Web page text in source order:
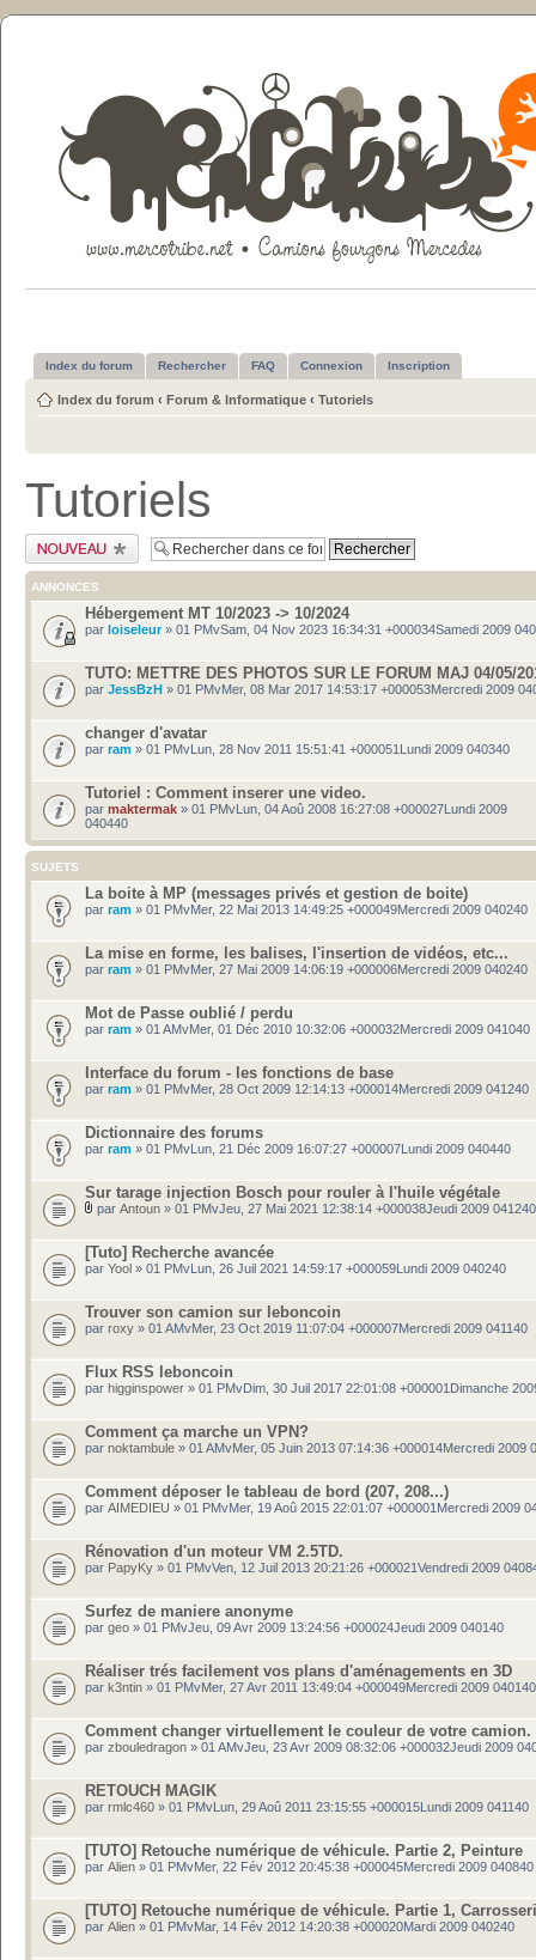
Index du forum Rechercher FAQ Connexion Inscription
Index du forum ‹ Forum & Informatique ‹ Tutoriels
Tutoriels
Publier un nouveau
sujet
ANNONCES
Hébergement MT 10/2023 -> 10/2024
par loiseleur» 01 PMvSam, 04 Nov 2023 16:34:31 +000034Samedi 2009
TUTO: METTRE DES PHOTOS SUR LE FORUM MAJ 04/05/
par JessBzH » 01 PMvMer, 08 Mar 2017 14:53:17 +000053Mercredi 2009
changer d'avatar
par ram » 01 PMvLun, 28 Nov 2011 15:51:41 +000051Lundi 2009 040340
Tutoriel : Comment inserer une video.
par maktermak » 01 PMvLun, 04 Aoû 2008 16:27:08 +000027Lundi 2009
040440
SUJETS
La boite à MP (messages privés et gestion de boite)
par ram » 01 PMvMer, 22 Mai 2013 14:49:25 +000049Mercredi 2009 040240
La mise en forme, les balises, l'insertion de vidéos, etc...
par ram » 01 PMvMer, 27 Mai 2009 14:06:19 +000006Mercredi 2009 040240
Mot de Passe oublié / perdu
par ram » 01 AMvMer, 01 Déc 2010 10:32:06 +000032Mercredi 2009 041040
Interface du forum - les fonctions de base
par ram » 01 PMvMer, 28 Oct 2009 12:14:13 +000014Mercredi 2009 041240
Dictionnaire des forums
par ram » 01 PMvLun, 21 Déc 2009 16:07:27 +000007Lundi 2009 040440
Sur tarage injection Bosch pour rouler à l'huile végétale
par Antoun » 01 PMvJeu, 27 Mai 2021 12:38:14 +000038Jeudi 2009 041240
[Tuto] Recherche avancée
par Yool » 01 PMvLun, 26 Juil 2021 14:59:17 +000059Lundi 2009 040240
Trouver son camion sur leboncoin
par roxy » 01 AMvMer, 23 Oct 2019 11:07:04 +000007Mercredi 2009 041140
Flux RSS leboncoin
par higginspower » 01 PMvDim, 30 Juil 2017 22:01:08 +000001Dimanche
Comment ça marche un VPN?
par noktambule » 01 AMvMer, 05 Juin 2013 07:14:36 +000014Mercredi 2009
Comment déposer le tableau de bord (207, 208...)
par AIMEDIEU » 01 PMvMer, 19 Aoû 2015 22:01:07 +000001Mercredi 2009
Rénovation d'un moteur VM 2.5TD.
par PapyKy » 01 PMvVen, 12 Juil 2013 20:21:26 +000021Vendredi 2009
Surfez de maniere anonyme
par geo » 01 PMvJeu, 09 Avr 2009 13:24:56 +000024Jeudi 2009 040140
Réaliser trés facilement vos plans d'aménagements en 3D
par k3ntin » 01 PMvMer, 27 Avr 2011 13:49:04 +000049Mercredi 2009 040140
Comment changer virtuellement le couleur de votre camion.
par zbouledragon » 01 AMvJeu, 23 Avr 2009 08:32:06 +000032Jeudi 2009
RETOUCH MAGIK
par rmlc460 » 01 PMvLun, 29 Aoû 2011 23:15:55 +000015Lundi 2009 041140
[TUTO] Retouche numérique de véhicule. Partie 2, Peinture
par Alien » 01 PMvMer, 22 Fév 2012 20:45:38 +000045Mercredi 2009 040840
[TUTO] Retouche numérique de véhicule. Partie 1,
par Alien » 01 PMvMar, 14 Fév 2012 14:20:38 +000020Mardi 2009 040240